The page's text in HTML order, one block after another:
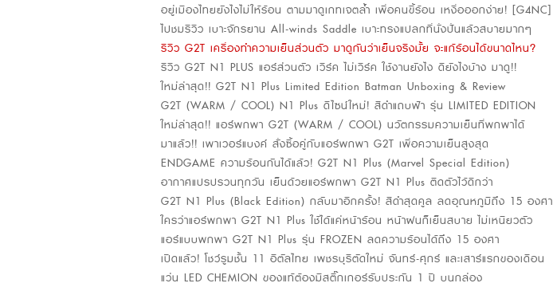
อยู่เมืองไทยยังไงไม่ให้ร้อน ตามมาดูเกทเจตล้ำ เพื่อคนขี้ร้อน เหงื่อออกง่าย! [G4NC]
ไปชมรีวิว เบาะจักรยาน All-winds Saddle เบาะทรงแปลกที่นั่งปั่นแล้วสบายมากๆ
รีวิว G2T เครื่องทำความเย็นส่วนตัว มาดูกันว่าเย็นจริงมั้ย จะแก้ร้อนได้ขนาดไหน?
รีวิว G2T N1 PLUS แอร์ส่วนตัว เวิร์ค ไม่เวิร์ค ใช้งานยังไง ดียังไงบ้าง มาดู!!
ใหม่ล่าสุด!! G2T N1 Plus Limited Edition Batman Unboxing & Review
G2T (WARM / COOL) N1 Plus ดีไซน์ใหม่! สีดำแถบฟ้า รุ่น LIMITED EDITION
ใหม่ล่าสุด!! แอร์พกพา G2T (WARM / COOL) นวัตกรรมความเย็นที่พกพาได้
มาแล้ว!! เพาเวอร์แบงค์ สั่งซื้อคู่กับแอร์พกพา G2T เพื่อความเย็นสูงสุด
ENDGAME ความร้อนกันได้แล้ว! G2T N1 Plus (Marvel Special Edition)
อากาศแปรปรวนทุกวัน เย็นด้วยแอร์พกพา G2T N1 Plus ติดตัวไว้ดีกว่า
G2T N1 Plus (Black Edition) กลับมาอีกครั้ง! สีดำสุดคูล ลดอุณหภูมิถึง 15 องศา
ใครว่าแอร์พกพา G2T N1 Plus ใช้ได้แค่หน้าร้อน หน้าฝนก็เย็นสบาย ไม่เหนียวตัว
แอร์แบบพกพา G2T N1 Plus รุ่น FROZEN ลดความร้อนได้ถึง 15 องศา
เปิดแล้ว! โชว์รูมชั้น 11 อิตัลไทย เพชรบุรีตัดใหม่ จันทร์-ศุกร์ และเสาร์แรกของเดือน
แว่น LED CHEMION ของแท้ต้องมีสติ๊กเกอร์รับประกัน 1 ปี บนกล่อง